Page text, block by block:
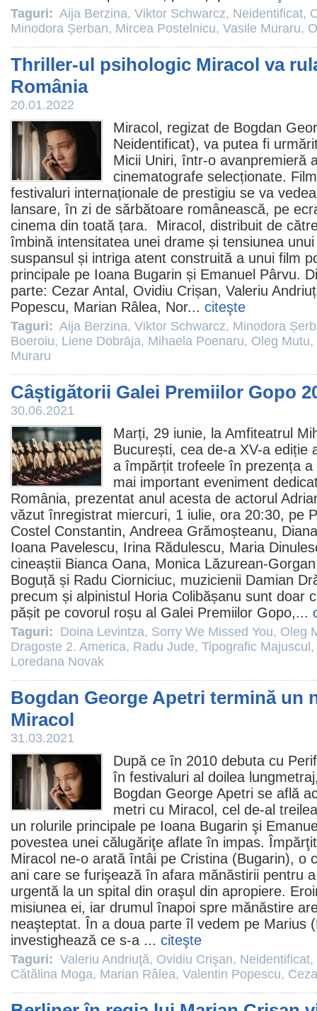
Taguri: Aija Berzina, Viktor Schwarcz, Neidentificat,
Minodora Șerban, Mircea Postelnicu, Vasile Muraru,
Thriller-ul psihologic Miracol va
România
20.01.2022
Miracol , regizat de Bogdan
Neidentificat), va putea fi
Micii Uniri, într-o avanpremieră
cinematografe selecționate.
festivaluri internaționale de prestigiu se va
lansare, în zi de sărbătoare românească, pe
cinema din toată țara. Miracol, distribuit de
îmbină intensitatea unei drame și tensiunea
suspansul și intriga atent construită a unui film
principale pe Ioana Bugarin și Emanuel Pârvu.
parte: Cezar Antal , Ovidiu Crișan, Valeriu
Popescu, Marian Râlea, Nor... citeşte
Taguri: Aija Berzina, Viktor Schwarcz, Minodora
Boeroiu, Liene Dobrāja, Mihaela Poenaru, Oleg Mutu,
Muraru
Câștigătorii Galei Premiilor Gopo
30.06.2021
Marți, 29 iunie, la Amfiteatrul
București, cea de-a XV-a ediție
a împărțit trofeele în prezența
mai important eveniment
România, prezentat anul acesta de actorul
văzut înregistrat miercuri, 1 iulie, ora 20:30, pe
Costel Constantin, Andreea Grămoșteanu,
Ioana Pavelescu, Irina Rădulescu, Maria
cineaștii Bianca Oana, Monica Lăzurean-Gorgan
Boguță și Radu Ciorniciuc, muzicienii Damian
precum și alpinistul Horia Colibășanu sunt doar
pășit pe covorul roșu al Galei Premiilor Gopo,...
Taguri: Doina Levintza, Sorry We Missed You, Oleg
Dragoste 2. America, Radu Jude, Tipografic Majuscul ,
Loredana Novak
Bogdan George Apetri termină un
Miracol
31.03.2021
După ce în 2010 debuta cu
în festivaluri al doilea
Bogdan George Apetri se află
metri cu Miracol , cel de-al
un rolurile principale pe Ioana Bugarin şi
povestea unei călugăriţe aflate în impas.
Miracol ne-o arată întâi pe Cristina (Bugarin), o
ani care se furişează în afara mănăstirii pentru
urgentă la un spital din oraşul din apropiere.
misiunea ei, iar drumul înapoi spre mănăstire
neaşteptat. În a doua parte îl vedem pe Marius
investighează ce s-a ... citeşte
Taguri: Valeriu Andriuţă, Ovidiu Crişan, Neidentificat,
Cătălina Moga, Marian Râlea, Valentin Popescu,